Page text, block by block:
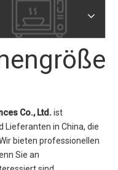
Co., Ltd. ist
Lieferanten in China, die
Wir bieten professionellen
Sie an